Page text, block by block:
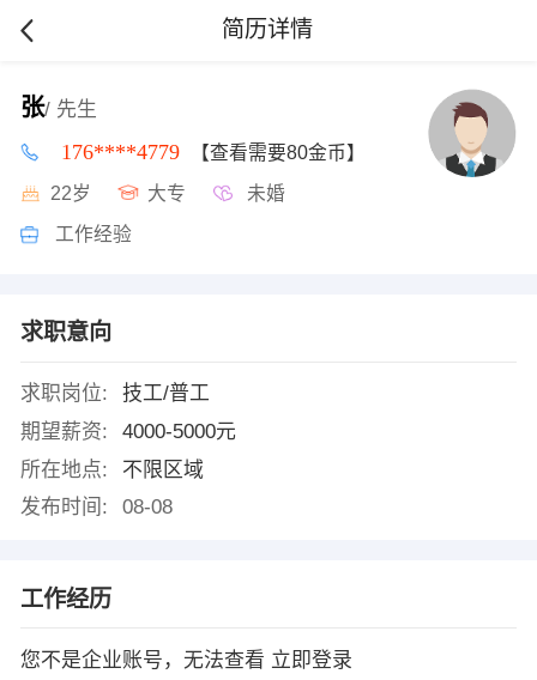
简历详情
张/ 先生
176****4779 【查看需要80金币】
22岁 大专 未婚
工作经验
求职意向
求职岗位:
技工/普工
期望薪资:
4000-5000元
所在地点:
不限区域
发布时间:
08-08
工作经历
您不是企业账号，无法查看 立即登录